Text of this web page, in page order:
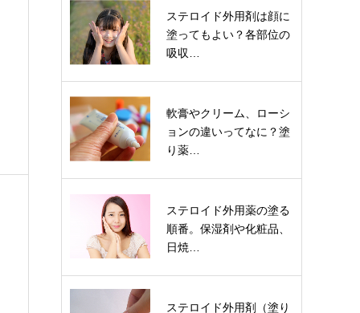
ステロイド外用剤は顔に
塗ってもよい？各部位の
吸収…
軟膏やクリーム、ローシ
ョンの違いってなに？塗
り薬…
ステロイド外用薬の塗る
順番。保湿剤や化粧品、
日焼…
ステロイド外用剤（塗り